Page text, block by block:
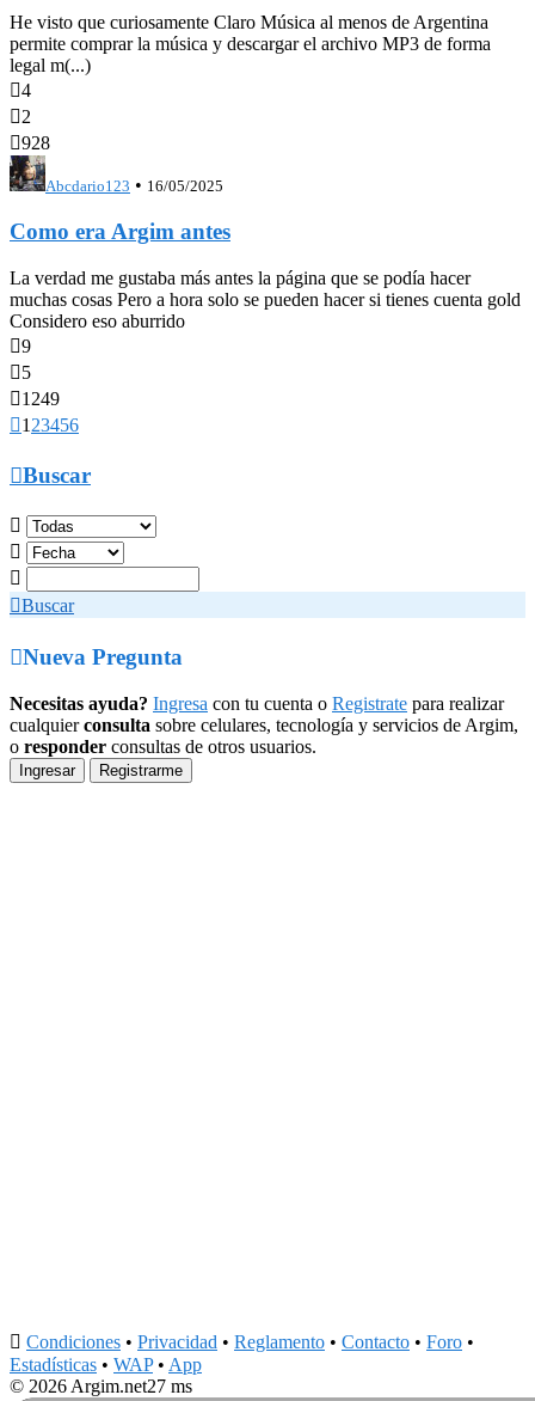
He visto que curiosamente Claro Música al menos de Argentina
permite comprar la música y descargar el archivo MP3 de forma
legal m(...)
4
2
928
Abcdario123 • 16/05/2025
Como era Argim antes
La verdad me gustaba más antes la página que se podía hacer
muchas cosas Pero a hora solo se pueden hacer si tienes cuenta gold
Considero eso aburrido
9
5
1249
1 23456
Buscar



Buscar
Nueva Pregunta
Necesitas ayuda? Ingresa con tu cuenta o Registrate para realizar
cualquierconsulta sobre celulares, tecnología y servicios de Argim,
o responder consultas de otros usuarios.
Ingresar Registrarme
 Condiciones • Privacidad • Reglamento • Contacto • Foro •
Estadísticas • WAP• App
© 2026 Argim.net27 ms